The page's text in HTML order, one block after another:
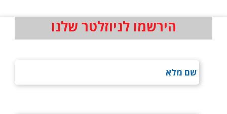
הירשמו לניוזלטר שלנו